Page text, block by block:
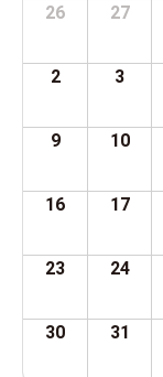
26 27
2 3
9 10
16 17
23 24
30 31